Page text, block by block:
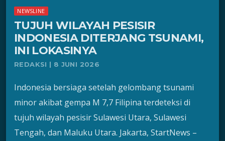
NEWSLINE
TUJUH WILAYAH PESISIR
INDONESIA DITERJANG TSUNAMI,
INI LOKASINYA
REDAKSI | 8 JUNI 2026
Indonesia bersiaga setelah gelombang tsunami
minor akibat gempa M 7,7 Filipina terdeteksi di
tujuh wilayah pesisir Sulawesi Utara, Sulawesi
Tengah, dan Maluku Utara. Jakarta, StartNews –